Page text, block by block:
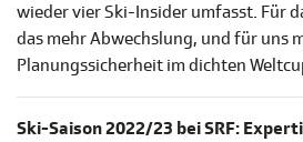
wieder vier Ski-Insider umfasst. Für
das mehr Abwechslung, und für uns
Planungssicherheit im dichten
Ski-Saison 2022/23 bei SRF: